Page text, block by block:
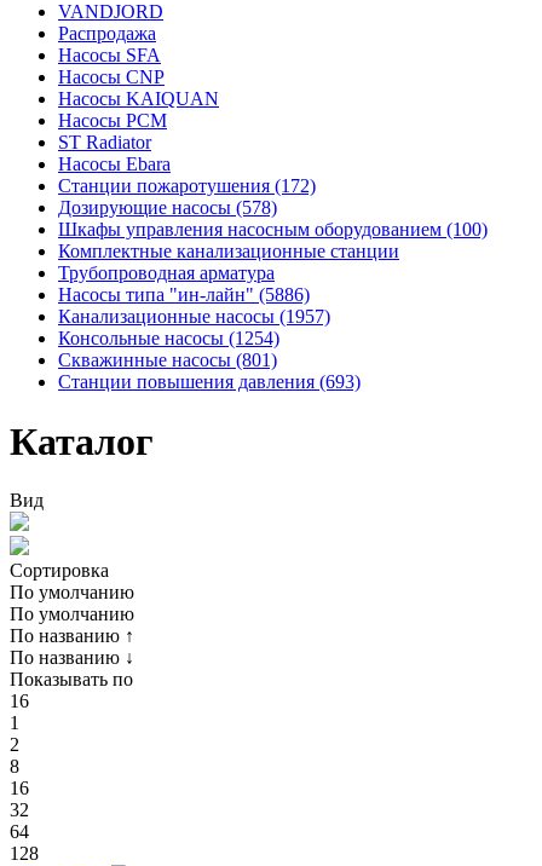
VANDJORD
Распродажа
Насосы SFA
Насосы CNP
Насосы KAIQUAN
Насосы PCM
ST Radiator
Насосы Ebara
Станции пожаротушения (172)
Дозирующие насосы (578)
Шкафы управления насосным оборудованием (100)
Комплектные канализационные станции
Трубопроводная арматура
Насосы типа "ин-лайн" (5886)
Канализационные насосы (1957)
Консольные насосы (1254)
Скважинные насосы (801)
Станции повышения давления (693)
Каталог
Вид
Сортировка
По умолчанию
По умолчанию
По названию ↑
По названию ↓
Показывать по
16
1
2
8
16
32
64
128